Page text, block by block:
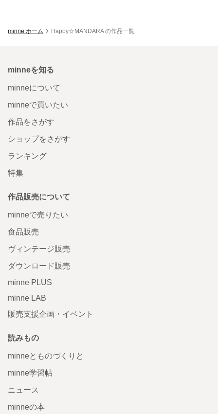
minne ホーム Happy☆MANDARA の作品一覧
minneを知る
minneについて
minneで買いたい
作品をさがす
ショップをさがす
ランキング
特集
作品販売について
minneで売りたい
食品販売
ヴィンテージ販売
ダウンロード販売
minne PLUS
minne LAB
販売支援企画・イベント
読みもの
minneとものづくりと
minne学習帖
ニュース
minneの本